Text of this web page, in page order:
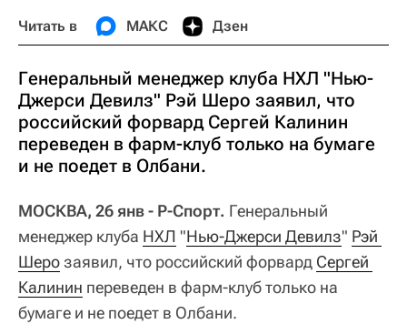
Читать в МАКС Дзен
Генеральный менеджер клуба НХЛ "Нью-
Джерси Девилз" Рэй Шеро заявил, что
российский форвард Сергей Калинин
переведен в фарм-клуб только на бумаге
и не поедет в Олбани.
МОСКВА, 26 янв - Р-Спорт. Генеральный
менеджер клуба НХЛ "Нью-Джерси Девилз" Рэй
Шерозаявил, что российский форвард Сергей
Калинин переведен в фарм-клуб только на
бумаге и не поедет в Олбани.